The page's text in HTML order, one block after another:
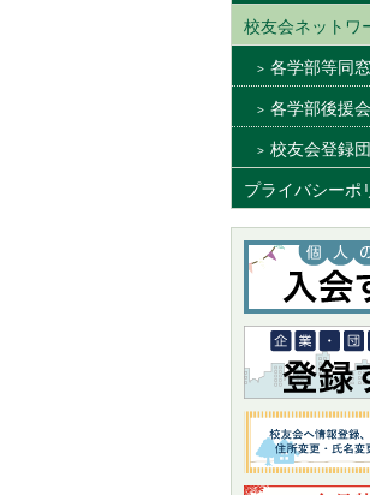
校友会ネットワ
各学部等同
各学部後援会
校友会登録
プライバシーポ